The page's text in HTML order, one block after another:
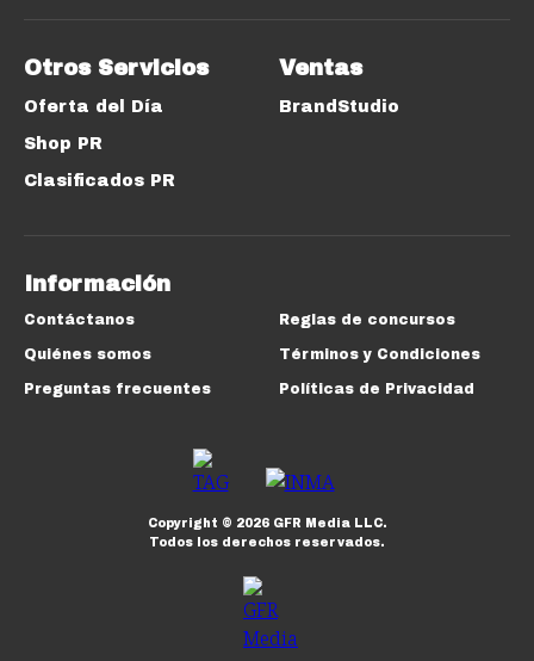
Otros Servicios
Oferta del Día
Shop PR
Clasificados PR
Ventas
BrandStudio
Información
Contáctanos
Quiénes somos
Preguntas frecuentes
Reglas de concursos
Términos y Condiciones
Políticas de Privacidad
Copyright © 2026GFR Media LLC.
Todos los derechos reservados.